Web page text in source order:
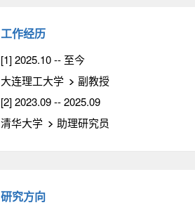
工作经历
[1] 2025.10 -- 至今
大连理工大学
副教授
[2] 2023.09 -- 2025.09
清华大学
助理研究员
研究方向